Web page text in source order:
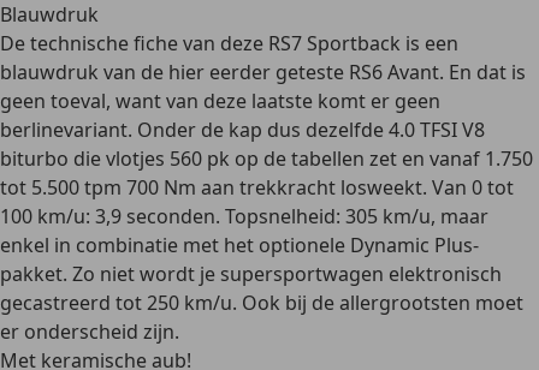
Blauwdruk
De technische fiche van deze RS7 Sportback is een
blauwdruk van de hier eerder geteste RS6 Avant. En dat is
geen toeval, want van deze laatste komt er geen
berlinevariant. Onder de kap dus dezelfde 4.0 TFSI V8
biturbo die vlotjes 560 pk op de tabellen zet en vanaf 1.750
tot 5.500 tpm 700 Nm aan trekkracht losweekt. Van 0 tot
100 km/u: 3,9 seconden. Topsnelheid: 305 km/u, maar
enkel in combinatie met het optionele Dynamic Plus-
pakket. Zo niet wordt je supersportwagen elektronisch
gecastreerd tot 250 km/u. Ook bij de allergrootsten moet
er onderscheid zijn.
Met keramische aub!